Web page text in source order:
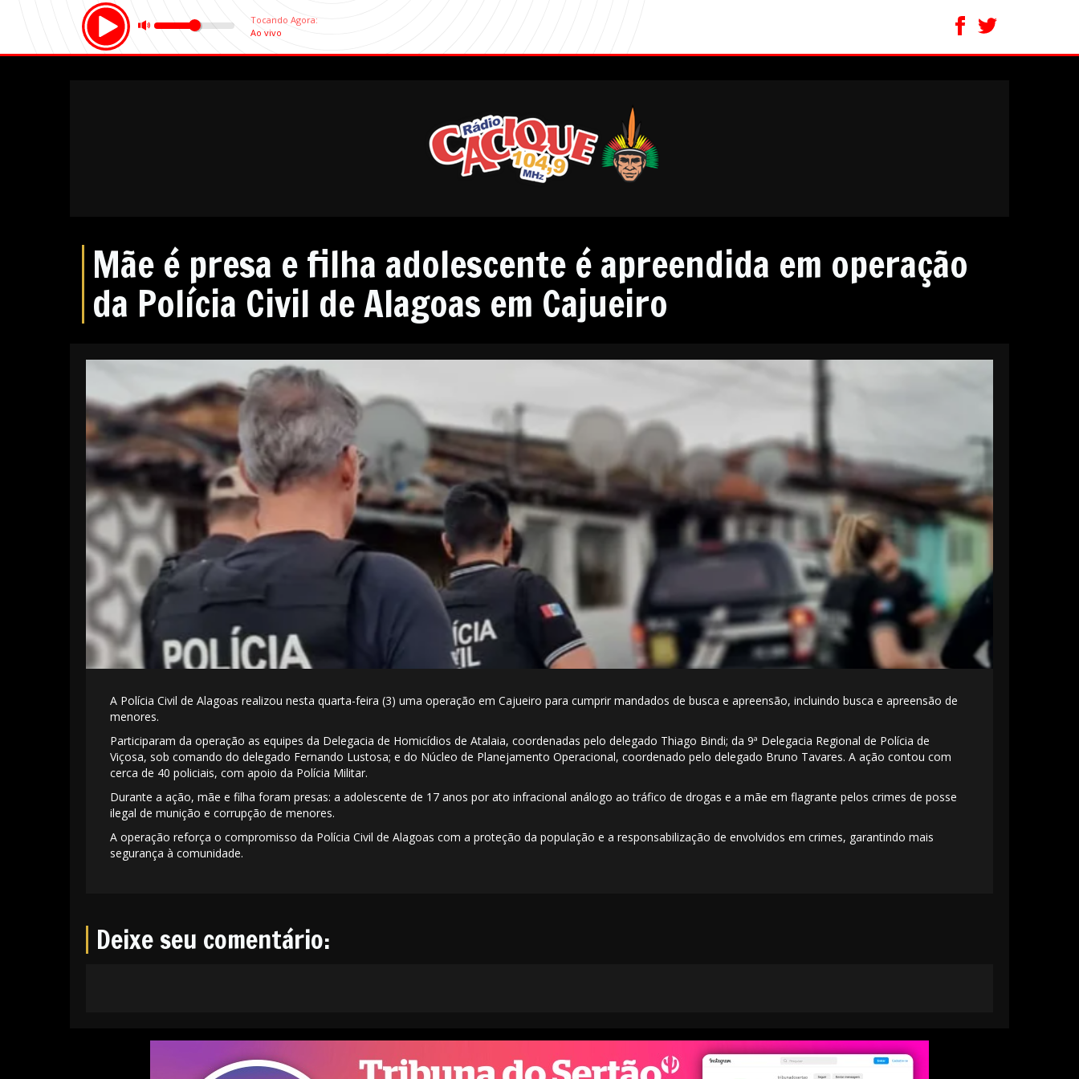
Mãe é presa e filha adolescente é apreendida em operação
da Polícia Civil de Alagoas em Cajueiro
A Polícia Civil de Alagoas realizou nesta quarta-feira (3) uma operação em Cajueiro para cumprir mandados de busca e apreensão, incluindo busca e apreensão de
menores.
Participaram da operação as equipes da Delegacia de Homicídios de Atalaia, coordenadas pelo delegado Thiago Bindi; da 9ª Delegacia Regional de Polícia de
Viçosa, sob comando do delegado Fernando Lustosa; e do Núcleo de Planejamento Operacional, coordenado pelo delegado Bruno Tavares. A ação contou com
cerca de 40 policiais, com apoio da Polícia Militar.
Durante a ação, mãe e filha foram presas: a adolescente de 17 anos por ato infracional análogo ao tráfico de drogas e a mãe em flagrante pelos crimes de posse
ilegal de munição e corrupção de menores.
A operação reforça o compromisso da Polícia Civil de Alagoas com a proteção da população e a responsabilização de envolvidos em crimes, garantindo mais
segurança à comunidade.
Deixe seu comentário: